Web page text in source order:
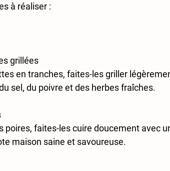
à réaliser :
grillées
en tranches, faites-les griller
sel, du poivre et des herbes fraîches.
faites-les cuire doucement avec
maison saine et savoureuse.